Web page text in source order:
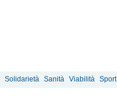
Solidarietà Sanità Viabilità Sport